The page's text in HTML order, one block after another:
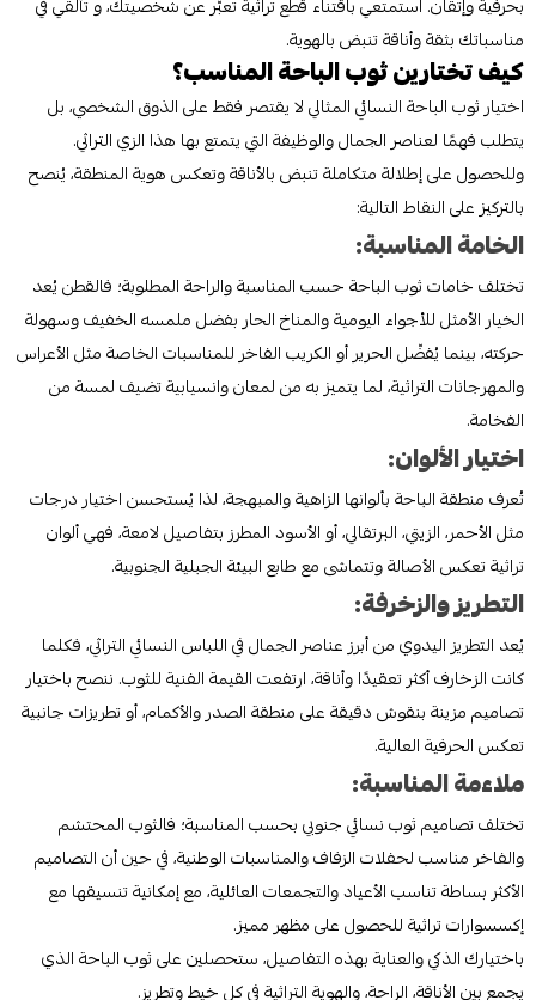
مناسباتك بثقة وأناقة تنبض بالهوية.
كيف تختارين ثوب الباحة المناسب؟
اختيار ثوب الباحة النسائي المثالي لا يقتصر فقط على الذوق الشخصي، بل
يتطلب فهمًا لعناصر الجمال والوظيفة التي يتمتع بها هذا الزي التراثي.
وللحصول على إطلالة متكاملة تنبض بالأناقة وتعكس هوية المنطقة، يُنصح
بالتركيز على النقاط التالية:
الخامة المناسبة:
تختلف خامات ثوب الباحة حسب المناسبة والراحة المطلوبة؛ فالقطن يُعد
الخيار الأمثل للأجواء اليومية والمناخ الحار بفضل ملمسه الخفيف وسهولة
حركته، بينما يُفضّل الحرير أو الكريب الفاخر للمناسبات الخاصة مثل الأعراس
والمهرجانات التراثية، لما يتميز به من لمعان وانسيابية تضيف لمسة من
الفخامة.
اختيار الألوان:
تُعرف منطقة الباحة بألوانها الزاهية والمبهجة، لذا يُستحسن اختيار درجات
مثل الأحمر، الزيتي، البرتقالي، أو الأسود المطرز بتفاصيل لامعة، فهي ألوان
تراثية تعكس الأصالة وتتماشى مع طابع البيئة الجبلية الجنوبية.
التطريز والزخرفة:
يُعد التطريز اليدوي من أبرز عناصر الجمال في اللباس النسائي التراثي، فكلما
كانت الزخارف أكثر تعقيدًا وأناقة، ارتفعت القيمة الفنية للثوب. ننصح باختيار
تصاميم مزينة بنقوش دقيقة على منطقة الصدر والأكمام، أو تطريزات جانبية
تعكس الحرفية العالية.
ملاءمة المناسبة:
تختلف تصاميم ثوب نسائي جنوبي بحسب المناسبة؛ فالثوب المحتشم
والفاخر مناسب لحفلات الزفاف والمناسبات الوطنية، في حين أن التصاميم
الأكثر بساطة تناسب الأعياد والتجمعات العائلية، مع إمكانية تنسيقها مع
إكسسوارات تراثية للحصول على مظهر مميز.
باختيارك الذكي والعناية بهذه التفاصيل، ستحصلين على ثوب الباحة الذي
يجمع بين الأناقة، الراحة، والهوية التراثية في كل خيط وتطريز.